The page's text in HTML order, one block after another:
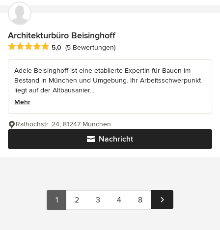
Architekturbüro Beisinghoff
Durchschnittliche Bewertung: 5 von 5 Sternen
5,0 (5 Bewertungen)
Adele Beisinghoff ist eine etablierte Expertin für Bauen im
Bestand in München und Umgebung. Ihr Arbeitsschwerpunkt
liegt auf der Altbausanier...
Mehr
Nachricht
Rathochstr. 24, 81247 München
1 2 3 4 8